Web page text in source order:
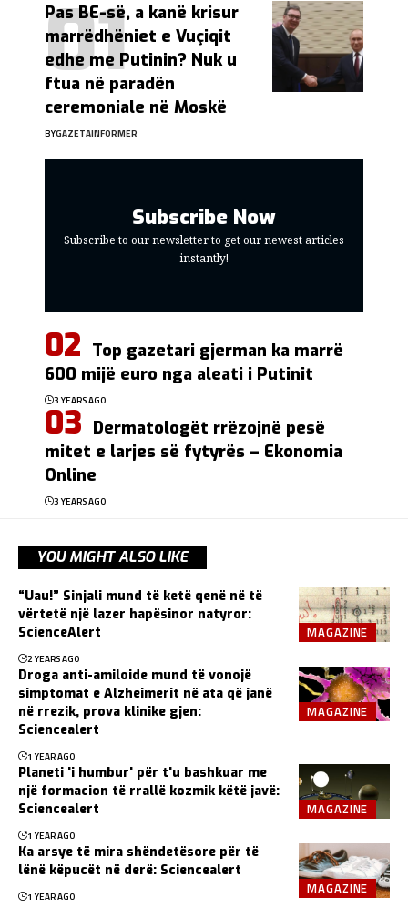
Pas BE-së, a kanë krisur
marrëdhëniet e Vuçiqit
edhe me Putinin? Nuk u
ftua në paradën
ceremoniale në Moskë
BYGAZETAINFORMER
Subscribe Now
Subscribe to our newsletter to get our newest articles
instantly!
Top gazetari gjerman ka marrë
600 mijë euro nga aleati i Putinit
3 YEARS AGO
Dermatologët rrëzojnë pesë
mitet e larjes së fytyrës – Ekonomia
Online
3 YEARS AGO
YOU MIGHT ALSO LIKE
MAGAZINE
“Uau!” Sinjali mund të ketë qenë në të
vërtetë një lazer hapësinor natyror:
ScienceAlert
2 YEARS AGO
MAGAZINE
Droga anti-amiloide mund të vonojë
simptomat e Alzheimerit në ata që janë
në rrezik, prova klinike gjen:
Sciencealert
1 YEAR AGO
MAGAZINE
Planeti 'i humbur' për t'u bashkuar me
një formacion të rrallë kozmik këtë javë:
Sciencealert
1 YEAR AGO
MAGAZINE
Ka arsye të mira shëndetësore për të
lënë këpucët në derë: Sciencealert
1 YEAR AGO